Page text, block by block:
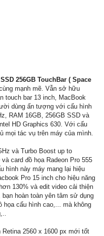
256GB TouchBar ( Space
mạnh mẽ. Vẫn sở hữu
touch bar 13 inch, MacBook
dùng ấn tượng với cấu hình
RAM 16GB, 256GB SSD và
HD Graphics 630. Với cấu
mọi tác vụ trên máy của mình.
và Turbo Boost up to
card đồ họa Radeon Pro 555
hình này máy mang lại hiệu
Pro 15 inch cho hiệu năng
130% và edit video cải thiện
hoàn toàn yên tâm sử dụng
họa cấu hình cao,... mà không
2560 x 1600 px mới tốt